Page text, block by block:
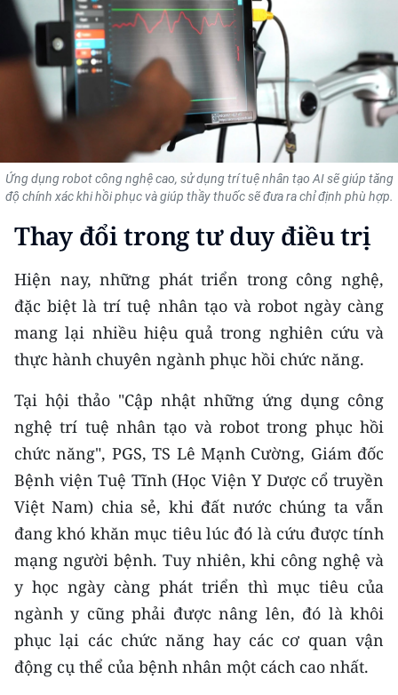
BẠN ĐỌC
KIỂM CHỨNG THÔNG TIN
TRI THỨC CHUYÊN SÂU
54 DÂN TỘC VIỆT NAM
CHƯƠNG TRÌNH OCOP - MỖI XÃ
MỘT SẢN PHẨM
RADIO
MEDIA CENTER
E-Magazine
Video
Media Chính trị
Media Kinh tế
Media Văn hóa
Media Xã hội
Media Pháp luật
Media Du lịch
Media Thế giới
Ứng dụng robot công nghệ cao, sử dụng trí tuệ nhân tạo AI sẽ giúp tăng
độ chính xác khi hồi phục và giúp thầy thuốc sẽ đưa ra chỉ định phù hợp.
Thayđổi trong tư duy điều trị
Hiện nay, những phát triển trong công nghệ,
đặc biệt là trí tuệ nhân tạo và robot ngày càng
mang lại nhiều hiệu quả trong nghiên cứu và
thực hành chuyên ngành phục hồi chức năng.
Tại hội thảo "Cập nhật những ứng dụng công
nghệ trí tuệ nhân tạo và robot trong phục hồi
chức năng", PGS, TS Lê Mạnh Cường, Giám đốc
Bệnh viện Tuệ Tĩnh (Học Viện Y Dược cổ truyền
Việt Nam) chia sẻ, khi đất nước chúng ta vẫn
đang khó khăn mục tiêu lúc đó là cứu được tính
mạng người bệnh. Tuy nhiên, khi công nghệ và
y học ngày càng phát triển thì mục tiêu của
ngành y cũng phải được nâng lên, đó là khôi
phục lại các chức năng hay các cơ quan vận
động cụ thể của bệnh nhân một cách cao nhất.